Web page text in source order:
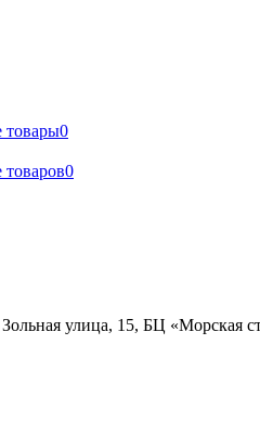
товары0
0
улица, 15, БЦ «Морская